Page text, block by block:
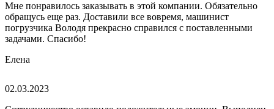
Мне понравилось заказывать в этой компании. Обязательно
обращусь еще раз. Доставили все вовремя, машинист
погрузчика Володя прекрасно справился с поставленными
задачами. Спасибо!
Елена
02.03.2023